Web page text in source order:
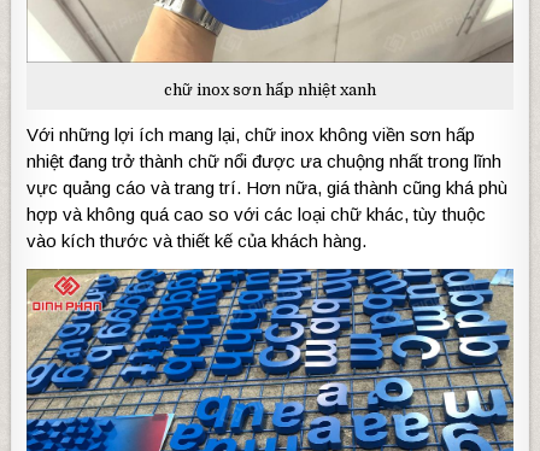
chữ inox sơn hấp nhiệt xanh
Với những lợi ích mang lại, chữ inox không viền sơn hấp
nhiệt đang trở thành chữ nổi được ưa chuộng nhất trong lĩnh
vực quảng cáo và trang trí. Hơn nữa, giá thành cũng khá phù
hợp và không quá cao so với các loại chữ khác, tùy thuộc
vào kích thước và thiết kế của khách hàng.